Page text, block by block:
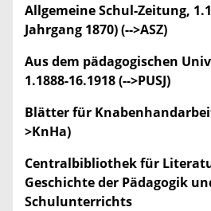
Allgemeine Schul-Zeitung,
Jahrgang 1870) (-->ASZ)
Aus dem pädagogischen
1.1888-16.1918 (-->PUSJ)
Blätter für
>KnHa)
Centralbibliothek für
Geschichte der Pädagogik
Schulunterrichts